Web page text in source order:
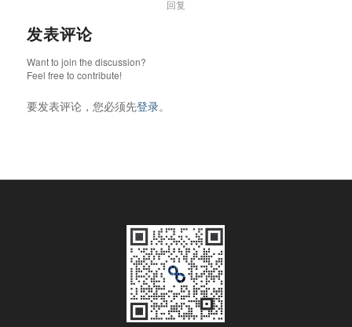
回复
发表评论
Want to join the discussion?
Feel free to contribute!
要发表评论，您必须先登录。